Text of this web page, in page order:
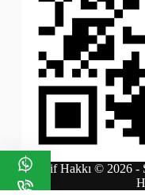
Telif Hakkı © 2026